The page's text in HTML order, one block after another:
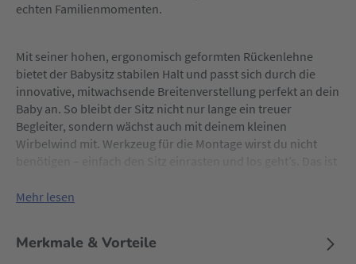
echten Familienmomenten.
Mit seiner hohen, ergonomisch geformten Rückenlehne
bietet der Babysitz stabilen Halt und passt sich durch die
innovative, mitwachsende Breitenverstellung perfekt an dein
Baby an. So bleibt der Sitz nicht nur lange ein treuer
Begleiter, sondern wächst auch mit deinem kleinen
Wirbelwind mit. Werkzeug für die Montage wirst du nicht
haben.
Der hauck Babysitz ist wie gemacht für die beliebten
Mehr lesen
Merkmale & Vorteile